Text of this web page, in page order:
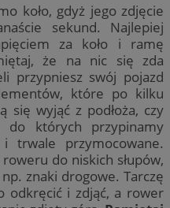
koło, gdyż jego zdjęcie
sekund. Najlepiej
za koło i ramę
że na nic się zda
przypniesz swój pojazd
które po kilku
się wyjąć z podłoża, czy
do których przypinamy
trwale przymocowane.
do niskich słupów,
znaki drogowe. Tarczę
odkręcić i zdjąć, a rower